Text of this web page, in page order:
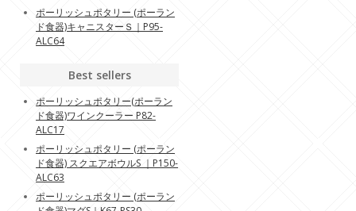
ポーリッシュポタリー (ポーラン
ド食器)キャニスターＳ｜P95-
ALC64
Best sellers
ポーリッシュポタリー(ポーラン
ド食器)ワインクーラー P82-
ALC17
ポーリッシュポタリー (ポーラン
ド食器) スクエアボウルS ｜P150-
ALC63
ポーリッシュポタリー (ポーラン